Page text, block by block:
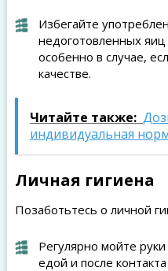
Избегайте
недоготовленных
особенно в случае,
качестве.
Читайте также:
индивидуальная
Личная гигиена
Позаботьтесь о личной
Регулярно мойте
едой и после